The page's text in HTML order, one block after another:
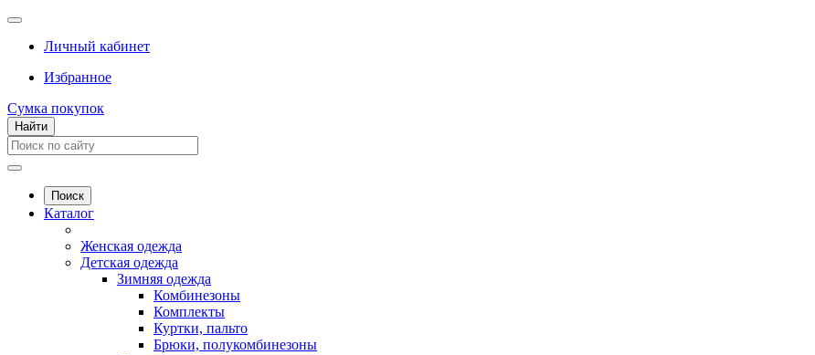
Личный кабинет
Избранное
Сумка покупок
Найти
Поиск
Каталог
Женская одежда
Детская одежда
Зимняя одежда
Комбинезоны
Комплекты
Куртки, пальто
Брюки, полукомбинезоны